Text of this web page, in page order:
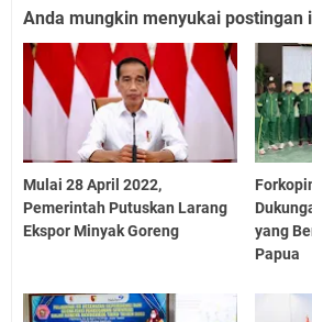
Anda mungkin menyukai postingan
Mulai 28 April 2022,
Pemerintah Putuskan Larang
Ekspor Minyak Goreng
yang
Papua